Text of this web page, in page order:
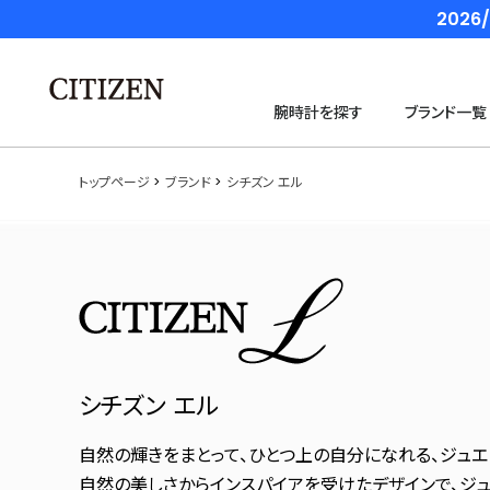
2026/
腕時計を探す ブランド一覧
トップページ ブランド シチズン エル
シチズン エル
自然の輝きをまとって、ひとつ上の自分になれる、ジュ